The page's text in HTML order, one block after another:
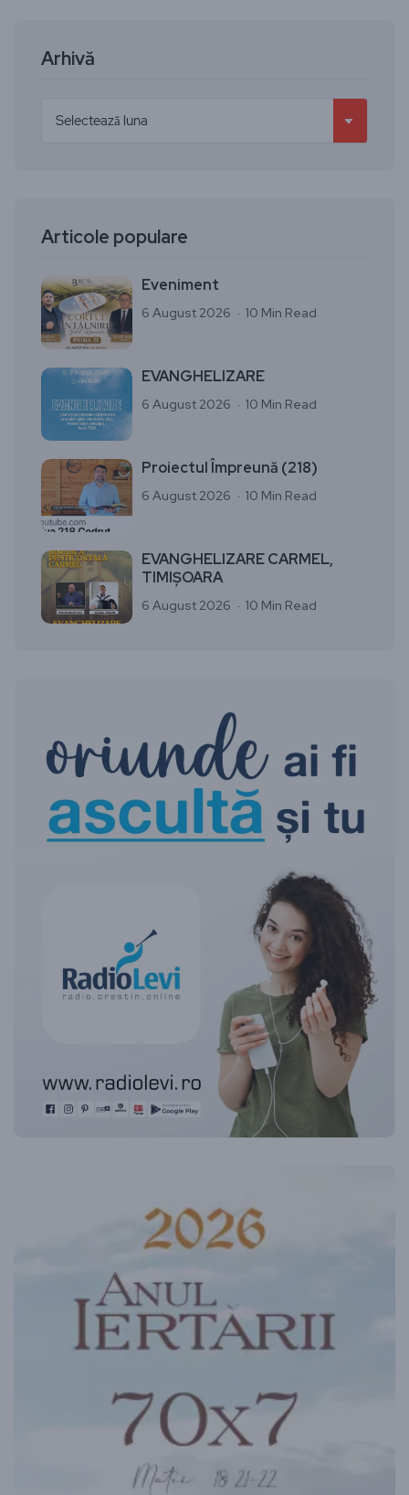
Arhivă
Articole populare
Eveniment
6 August 2026 10 Min Read
EVANGHELIZARE
6 August 2026 10 Min Read
Proiectul Împreună (218)
6 August 2026 10 Min Read
EVANGHELIZARE CARMEL,
TIMIȘOARA
6 August 2026 10 Min Read